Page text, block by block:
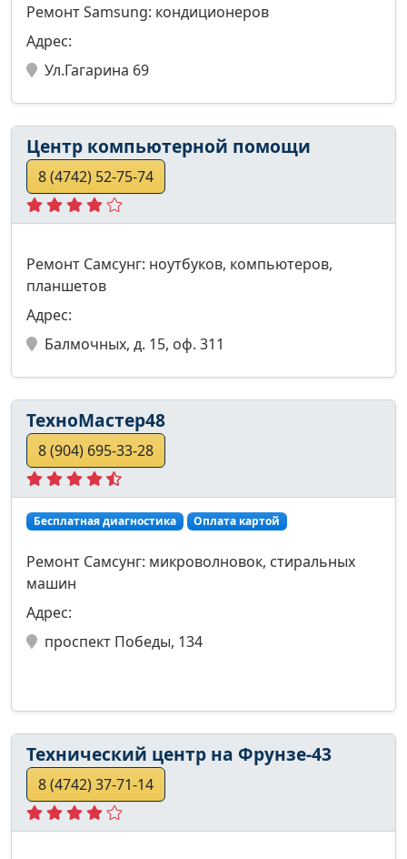
Ремонт Samsung: кондиционеров
Адрес:
Ул.Гагарина 69
Центр компьютерной помощи
8 (4742) 52-75-74
Ремонт Самсунг: ноутбуков, компьютеров,
планшетов
Адрес:
Балмочных, д. 15, оф. 311
ТехноМастер48
8 (904) 695-33-28
Бесплатная диагностика Оплата картой
Ремонт Самсунг: микроволновок, стиральных
машин
Адрес:
проспект Победы, 134
Технический центр на Фрунзе-43
8 (4742) 37-71-14